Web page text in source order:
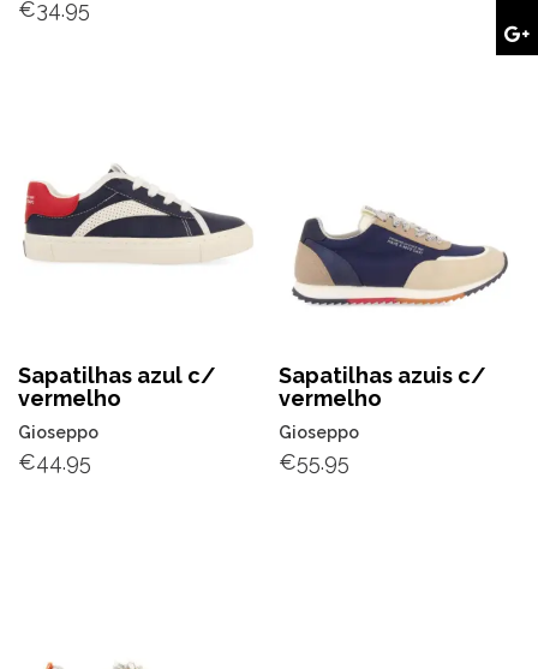
€34.95
Sapatilhas azul c/
vermelho
Gioseppo
€44.95
Sapatilhas azuis c/
vermelho
Gioseppo
€55.95